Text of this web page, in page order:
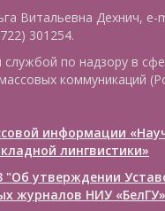
Витальевна Дехнич, e-
301254.
по надзору в
коммуникаций
информации
лингвистики»
"Об утверждении
журналов НИУ «БелГУ»